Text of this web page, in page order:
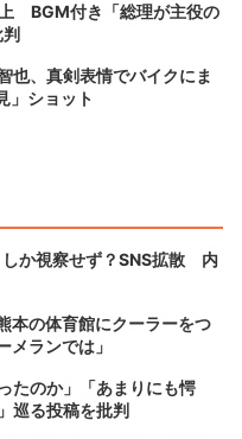
BGM付き「総理が主役の
判
也、真剣表情でバイクにま
」ショット
か視察せず？SNS拡散 内
本の体育館にクーラーをつ
メランでは」
たのか」「あまりにも愕
巡る投稿を批判